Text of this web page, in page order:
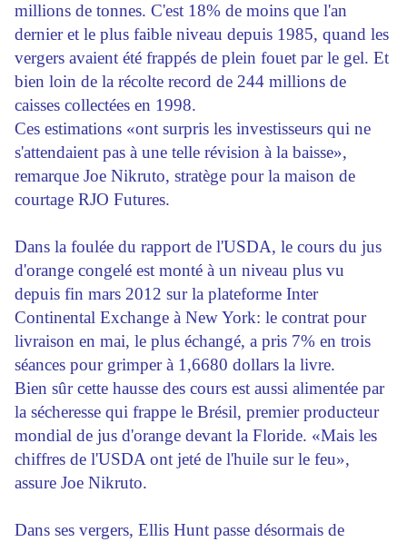
millions de tonnes. C'est 18% de moins que l'an
dernier et le plus faible niveau depuis 1985, quand les
vergers avaient été frappés de plein fouet par le gel. Et
bien loin de la récolte record de 244 millions de
caisses collectées en 1998.
Ces estimations «ont surpris les investisseurs qui ne
s'attendaient pas à une telle révision à la baisse»,
remarque Joe Nikruto, stratège pour la maison de
courtage RJO Futures.
Dans la foulée du rapport de l'USDA, le cours du jus
d'orange congelé est monté à un niveau plus vu
depuis fin mars 2012 sur la plateforme Inter
Continental Exchange à New York: le contrat pour
livraison en mai, le plus échangé, a pris 7% en trois
séances pour grimper à 1,6680 dollars la livre.
Bien sûr cette hausse des cours est aussi alimentée par
la sécheresse qui frappe le Brésil, premier producteur
mondial de jus d'orange devant la Floride. «Mais les
chiffres de l'USDA ont jeté de l'huile sur le feu»,
assure Joe Nikruto.
Dans ses vergers, Ellis Hunt passe désormais de